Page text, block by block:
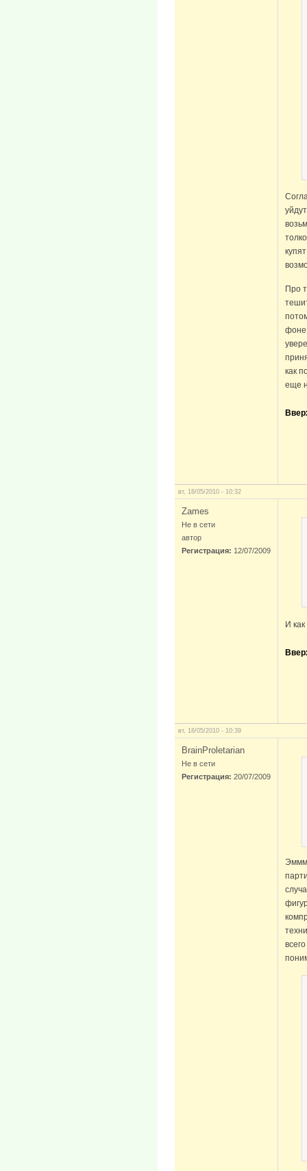
Про
фоне
как
еще
вт, 18/05/2010 - 10:32
Zames
Не в сети
автор
Регистрация: 12/07/2009
И
вт, 18/05/2010 - 10:39
BrainProletarian
Не в сети
Регистрация: 20/07/2009